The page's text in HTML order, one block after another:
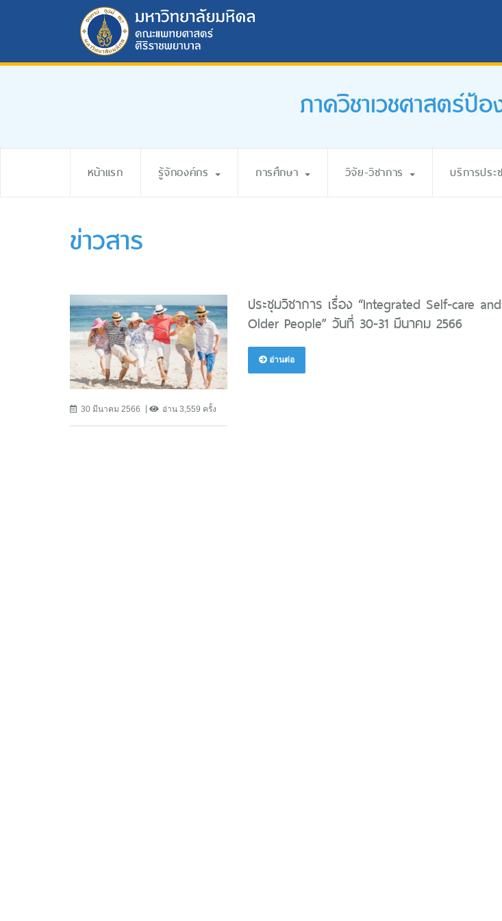
ภาควิชาเวชศาสตร์ป้
หน้าแรก รู้จักองค์กร การศึกษา วิจัย-วิชาการ บริการประ
ข่าวสาร
30 มีนาคม 2566 อ่าน 3,559 ครั้ง
ประชุมวิชาการ เรื่อง “Integrated Self-care
Older People” วันที่ 30-31 มีนาคม 2566
อ่านต่อ